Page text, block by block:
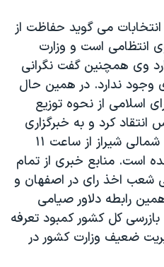
می گوید حفاظت از
انتظامی است و وزارت
وی همچنین گفت نگرانی
وجود ندارد. در همین حال
اسلامی از نحوه توزیع
کرد و به خبرگزاری
ایسنا گفت در مناطق غربی و شمالی شیراز از ساعت ۱۱
است. منابع خبری از تمام
شعب اخذ رای در اصفهان و
رابطه دلاور صیامی
کل کشور کمبود تعرفه
ضعیف وزارت کشور در